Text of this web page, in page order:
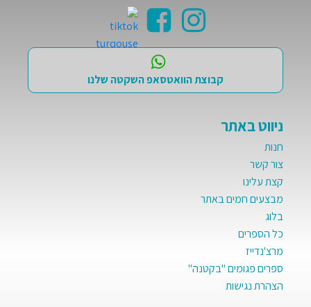
קבוצת הוואטסאפ השקטה שלנו
ניווט באתר
חנות
צור קשר
קצת עלינו
מבצעים חמים באתר
בלוג
כל הספרים
מרצ'נדייז
ספרים פגומים "בקטנה"
הצהרת נגישות